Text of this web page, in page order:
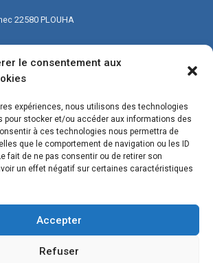
le consentement aux
expériences, nous utilisons des technologies
pour stocker et/ou accéder aux informations des
à ces technologies nous permettra de
que le comportement de navigation ou les ID
fait de ne pas consentir ou de retirer son
un effet négatif sur certaines caractéristiques
Accepter
Refuser
22580 PLOUHA